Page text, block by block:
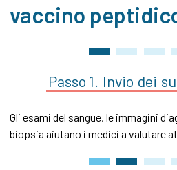
vaccino
Passo 1. Invio dei
Gli esami del sangue, le immagini
biopsia aiutano i medici a valutare